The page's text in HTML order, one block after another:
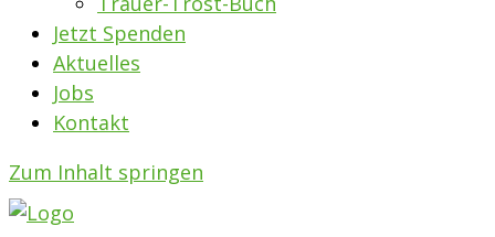
Jetzt Spenden
Aktuelles
Jobs
Kontakt
Zum Inhalt springen